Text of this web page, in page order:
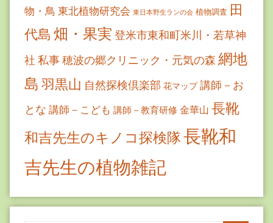
物・鳥 東北植物研究会 東日本野生ランの会 植物調査 田
代島 畑・果実 登米市東和町米川・若草神
社 私事穂波の郷クリニック・元気の森 網地
島 羽黒山 自然探検倶楽部 花マップ 講師－お
とな 講師－こども 講師－教育研修 金華山 長靴
和吉先生のキノコ探検隊長靴和
吉先生の植物雑記